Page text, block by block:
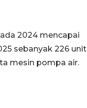
2024 mencapai
sebanyak 226 unit
mesin pompa air.